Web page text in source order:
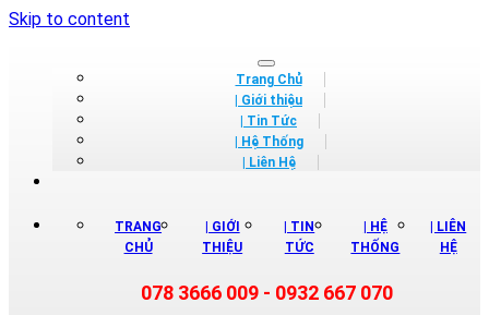
Skip to content
Trang Chủ
| Giới thiệu
| Tin Tức
| Hệ Thống
| Liên Hệ
TRANG
CHỦ
| GIỚI
THIỆU
| TIN
TỨC
| HỆ
THỐNG
| LIÊN
HỆ
078 3666 009 - 0932 667 070